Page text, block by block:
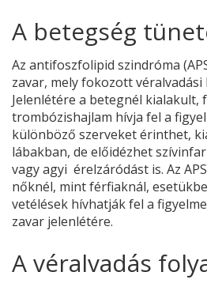
A betegség
Az antifoszfolipid szindróma
zavar, mely fokozott véralvadási
Jelenlétére a betegnél kialakult,
trombózishajlam hívja fel a
különböző szerveket érinthet,
lábakban, de előidézhet
vagy agyi érelzáródást is. Az
nőknél, mint férfiaknál,
vetélések hívhatják fel a
zavar jelenlétére.
A véralvadás